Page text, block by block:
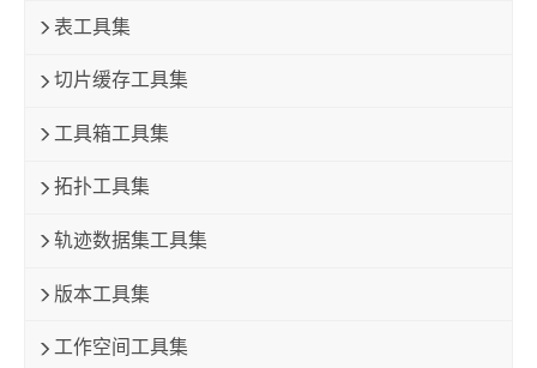
表工具集
切片缓存工具集
工具箱工具集
拓扑工具集
轨迹数据集工具集
版本工具集
工作空间工具集